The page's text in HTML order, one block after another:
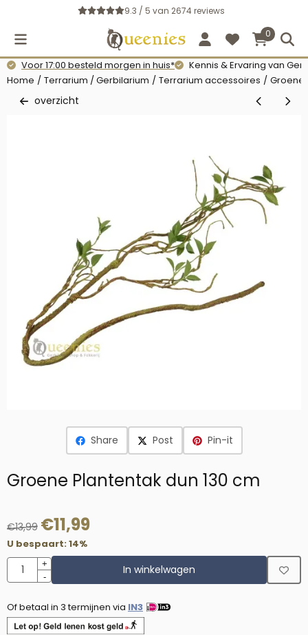
Cookievoorkeuren zijn momenteel gesloten.
9.3 / 5 van 2674reviews
0
Voor 17:00 besteld morgen in huis*
Kennis & Ervaring van
Home / Terrarium / Gerbilarium / Terrarium accessoires / Groene
overzicht
Share Post Pin-it
Groene Plantentak dun 130 cm
€13,99 €11,99
U bespaart:14%
Aantal
+
-
In winkelwagen
Of betaal in 3 termijnen via IN3